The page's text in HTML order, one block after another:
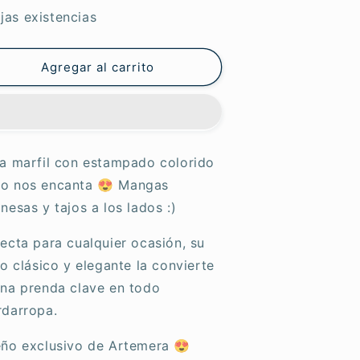
para
Maya
existencias
Agregar al carrito
marfil con estampado colorido
nos encanta 😍 Mangas
y tajos a los lados :)
para cualquier ocasión, su
clásico y elegante la convierte
prenda clave en todo
exclusivo de Artemera 😍